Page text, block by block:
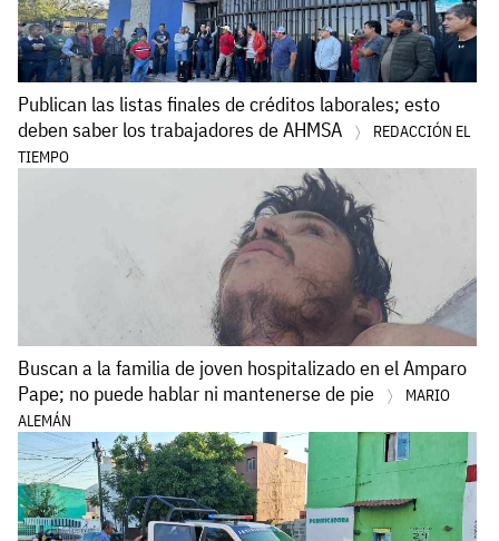
Publican las listas finales de créditos laborales; esto
deben saber los trabajadores de AHMSA
REDACCIÓN EL
TIEMPO
Buscan a la familia de joven hospitalizado en el Amparo
Pape; no puede hablar ni mantenerse de pie
MARIO
ALEMÁN